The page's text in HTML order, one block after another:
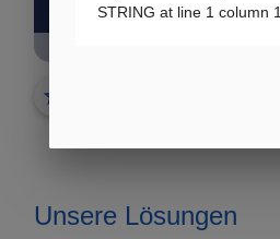
star_border
Unsere Lösungen
STRING at line 1 column 1